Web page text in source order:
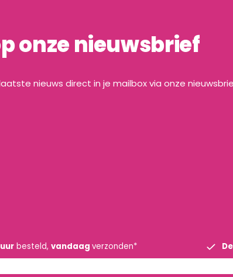
onze nieuwsbrief
nieuws direct in je mailbox via onze
besteld, vandaag verzonden*